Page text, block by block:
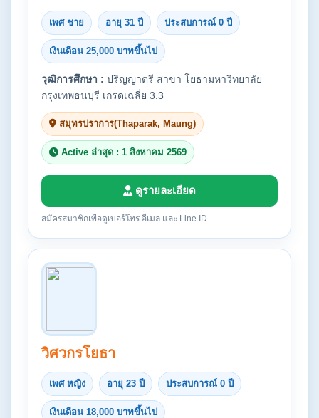
เพศ ชาย อายุ 31 ปี ประสบการณ์ 0 ปี
เงินเดือน 25,000 บาทขึ้นไป
วุฒิการศึกษา : ปริญญาตรี สาขา โยธามหาวิทยาลัย
กรุงเทพธนบุรี เกรดเฉลี่ย 3.3
สมุทรปราการ(Thaparak, Maung)
Active ล่าสุด : 1 สิงหาคม 2569
ดูรายละเอียด
สมัครสมาชิกเพื่อดูเบอร์โทร อีเมล และ Line ID
วิศวกรโยธา
เพศ หญิง อายุ 23 ปี ประสบการณ์ 0 ปี
เงินเดือน 18,000 บาทขึ้นไป